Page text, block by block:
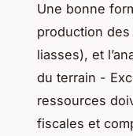
Une bonne
production des
liasses), et
du terrain -
ressources
fiscales et